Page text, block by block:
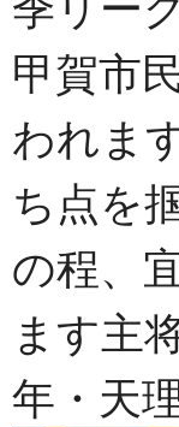
甲賀市
われま
ち点を
の程、
ます主
年・天